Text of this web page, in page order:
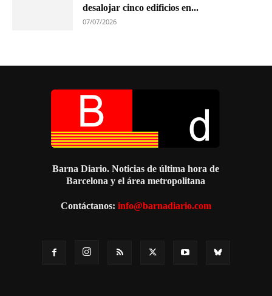
desalojar cinco edificios en...
07/07/2026
Barna Diario. Noticias de última hora de
Barcelona y el área metropolitana
Contáctanos: info@barnadiario.com